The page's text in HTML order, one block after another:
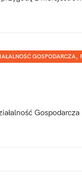
GOSPODARCZA,